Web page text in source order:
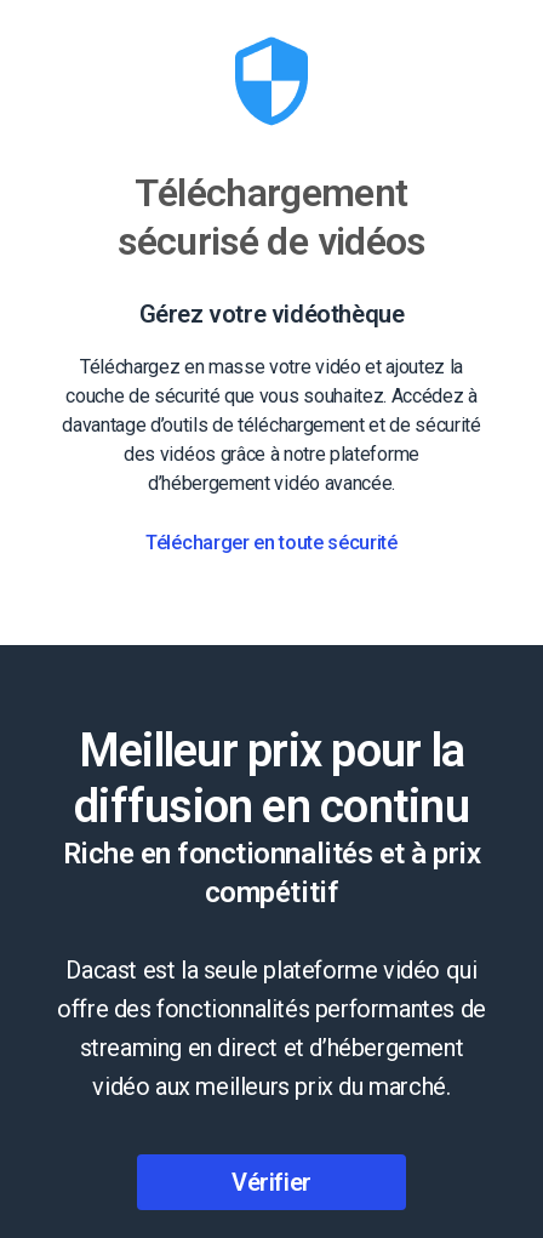
Téléchargement
sécurisé de vidéos
Gérez votre vidéothèque
Téléchargez en masse votre vidéo et ajoutez la
couche de sécurité que vous souhaitez. Accédez à
davantage d’outils de téléchargement et de sécurité
des vidéos grâce à notre plateforme
d’hébergement vidéo avancée.
Télécharger en toute sécurité
Meilleur prix pour la
diffusion en continu
Riche en fonctionnalités et à prix
compétitif
Dacast est la seule plateforme vidéo qui
offre des fonctionnalités performantes de
streaming en direct et d’hébergement
vidéo aux meilleurs prix du marché.
Vérifier